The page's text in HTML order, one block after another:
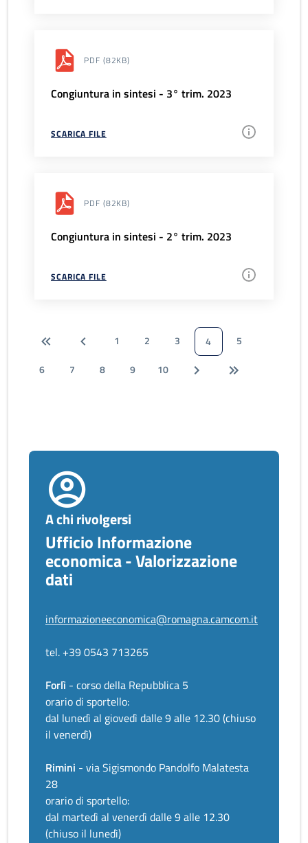
PDF (82KB)
Congiuntura in sintesi - 3° trim. 2023
SCARICA FILE
PDF (82KB)
Congiuntura in sintesi - 2° trim. 2023
SCARICA FILE
1 2 3 4
5
6
7 8 9 10
A chi rivolgersi
Ufficio Informazione
economica - Valorizzazione
dati
informazioneeconomica@romagna.camcom.it
tel. +39 0543 713265
Forlì - corso della Repubblica 5
orario di sportello:
dal lunedì al giovedì dalle 9 alle 12.30 (chiuso
il venerdì)
Rimini - via Sigismondo Pandolfo Malatesta
28
orario di sportello:
dal martedì al venerdì dalle 9 alle 12.30
(chiuso il lunedì)